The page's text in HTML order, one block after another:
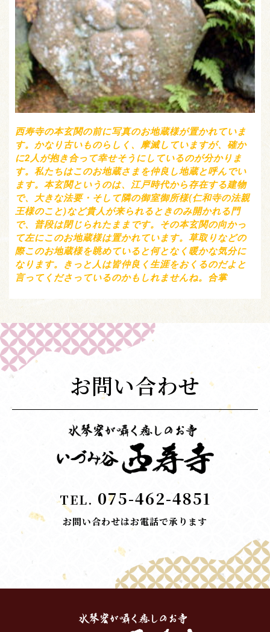
西寿寺の本玄関の前に写真のお地蔵様が置かれていま
す。かなり古いものらしく、摩滅していますが、確か
に2人が抱き合って幸せそうにしているのが分かりま
す。私たちはこのお地蔵さまを仲良し地蔵と呼んでい
ます。本玄関というのは、江戸時代から存在する建物
で、大きな法要・そして隣の御室御所様(仁和寺の法親
王様のこと)など貴人が来られるときのみ開かれる門
で、普段は閉じられたままです。その本玄関の向かっ
て左にこのお地蔵様は置かれています。草取りなどの
際このお地蔵様を眺めていると何となく暖かな気分に
なります。きっと人は皆仲良く生涯をおくるのだよと
言ってくださっているのかもしれませんね。合掌
お問い合わせ
TEL. 075-462-4851
お問い合わせはお電話で承ります